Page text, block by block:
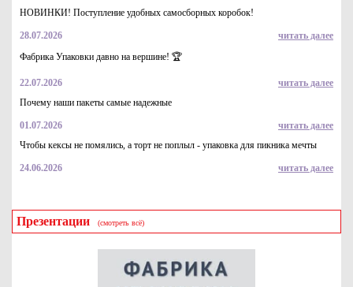
Бумага ламинированная бежевая двухслойная жиро-
влагостойкая 52г/м2, (265*265 мм), в уп-ке 3кг (~824л)
2517 Купить
Бумага ламинированная бежевая двухслойная жиро-
влагостойкая 52г/м2, (315*315 мм), в уп-ке 5кг (~971л)
НОВИНКИ! Поступление удобных самосборных коробок!
28.07.2026
читать далее
Фабрика Упаковки давно на вершине! 🏆
22.07.2026
читать далее
Почему наши пакеты самые надежные
01.07.2026
читать далее
Чтобы кексы не помялись, а торт не поплыл - упаковка для пикника мечты
24.06.2026 читать далее
Презентации (смотреть всё)